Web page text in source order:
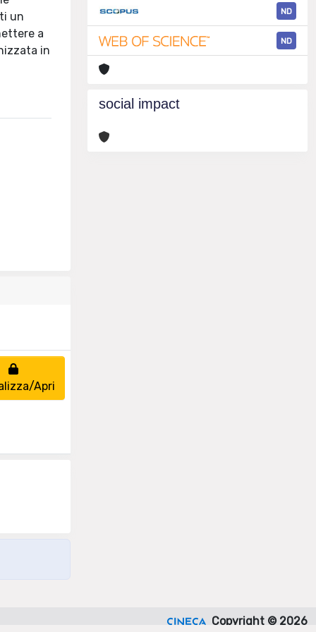
un
a
in
Apri
ND
ND
social impact
Copyright © 2026